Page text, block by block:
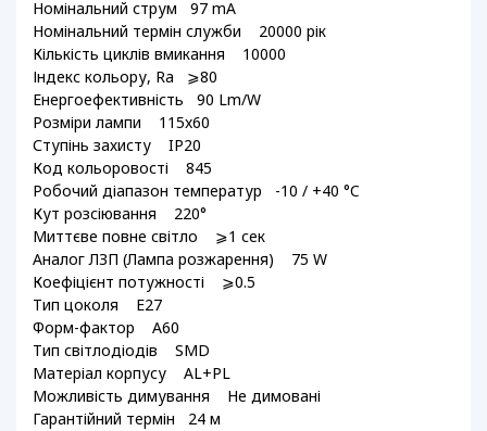
Номінальний струм 97 mA
Номінальний термін служби 20000 рік
Кількість циклів вмикання 10000
Індекс кольору, Ra ⩾80
Енергоефективність 90 Lm/W
Розміри лампи 115x60
Ступінь захисту IP20
Код кольоровості 845
Робочий діапазон температур -10 / +40 °C
Кут розсіювання 220°
Миттєве повне світло ⩾1 сек
Аналог ЛЗП (Лампа розжарення) 75 W
Коефіцієнт потужності ⩾0.5
Тип цоколя E27
Форм-фактор A60
Тип світлодіодів SMD
Матеріал корпусу AL+PL
Можливість димування Не димовані
Гарантійний термін 24 м